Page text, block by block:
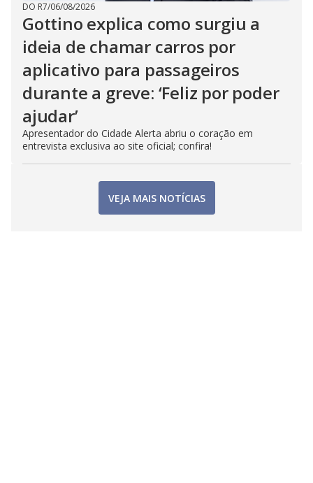
DO R7/06/08/2026
Gottino explica como surgiu a
ideia de chamar carros por
aplicativo para passageiros
durante a greve: ‘Feliz por poder
ajudar’
Apresentador do Cidade Alerta abriu o coração em
entrevista exclusiva ao site oficial; confira!
VEJA MAIS NOTÍCIAS